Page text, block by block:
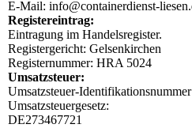
E-Mail: info@containerdienst-
Registereintrag:
Eintragung im Handelsregister.
Registergericht: Gelsenkirchen
Registernummer: HRA 5024
Umsatzsteuer:
Umsatzsteuer-
Umsatzsteuergesetz:
DE273467721